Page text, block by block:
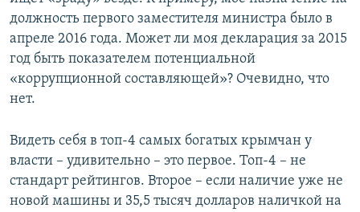
должность первого заместителя министра было в
апреле 2016 года. Может ли моя декларация за 2015
год быть показателем потенциальной
«коррупционной составляющей»? Очевидно, что
нет.
Видеть себя в топ-4 самых богатых крымчан у
власти – удивительно – это первое. Топ-4 – не
стандарт рейтингов. Второе – если наличие уже не
новой машины и 35,5 тысяч долларов наличкой на